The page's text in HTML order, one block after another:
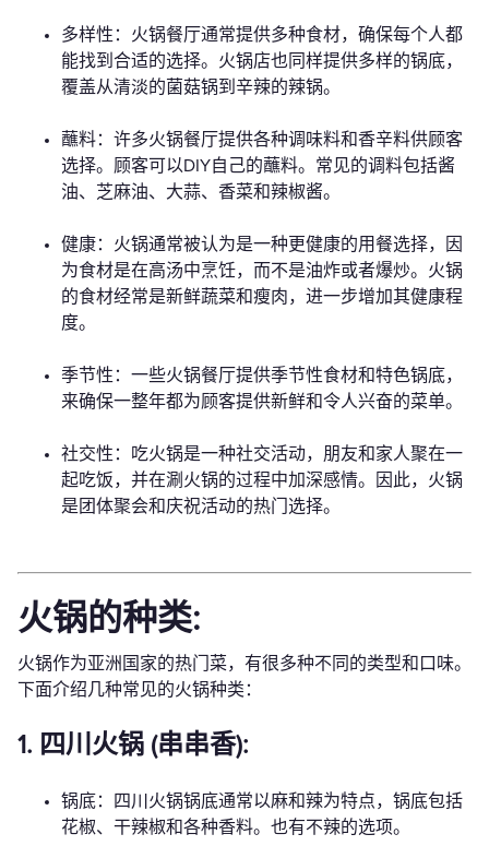
多样性：火锅餐厅通常提供多种食材，确保每个人都
能找到合适的选择。火锅店也同样提供多样的锅底，
覆盖从清淡的菌菇锅到辛辣的辣锅。
蘸料：许多火锅餐厅提供各种调味料和香辛料供顾客
选择。顾客可以DIY自己的蘸料。常见的调料包括酱
油、芝麻油、大蒜、香菜和辣椒酱。
健康：火锅通常被认为是一种更健康的用餐选择，因
为食材是在高汤中烹饪，而不是油炸或者爆炒。火锅
的食材经常是新鲜蔬菜和瘦肉，进一步增加其健康程
度。
季节性：一些火锅餐厅提供季节性食材和特色锅底，
来确保一整年都为顾客提供新鲜和令人兴奋的菜单。
社交性：吃火锅是一种社交活动，朋友和家人聚在一
起吃饭，并在涮火锅的过程中加深感情。因此，火锅
是团体聚会和庆祝活动的热门选择。
火锅的种类:
火锅作为亚洲国家的热门菜，有很多种不同的类型和口味。
下面介绍几种常见的火锅种类：
1. 四川火锅 (串串香):
锅底：四川火锅锅底通常以麻和辣为特点，锅底包括
花椒、干辣椒和各种香料。也有不辣的选项。